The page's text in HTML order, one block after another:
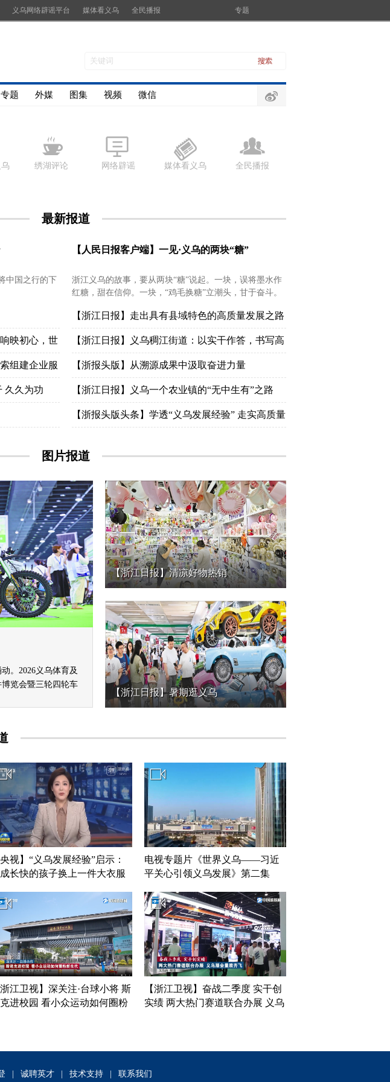
义乌网络辟谣平台 媒体看义乌 全民播报 专题
专题 外媒 图集 视频 微信
绣湖评论 网络辟谣 媒体看义乌 全民播报
最新报道
中国之行的下
【人民日报客户端】一见·义乌的两块“糖”
浙江义乌的故事，要从两块“糖”说起。一块，误将墨水作
红糖，甜在信仰。一块，“鸡毛换糖”立潮头，甘于奋斗。
【浙江日报】走出具有县域特色的高质量发展之路
映初心，世
奔涌
【浙江日报】义乌稠江街道：以实干作答，书写高
质量发展新篇 产业联动 城市进阶 治理求精
组建企业服 【浙报头版】从溯源成果中汲取奋进力量
久久为功
省持续引发
【浙江日报】义乌一个农业镇的“无中生有”之路
——一台发动机带出整车全链条
【浙报头版头条】学透“义乌发展经验” 走实高质量
持续引发强烈反响
图片报道
。2026义乌体育及
览会暨三轮四轮车
【浙江日报】清凉好物热销
【浙江日报】暑期逛义乌
央视】“义乌发展经验”启示：
长快的孩子换上一件大衣服
电视专题片《世界义乌——习近
平关心引领义乌发展》第二集
浙江卫视】深关注·台球小将 斯
进校园 看小众运动如何圈粉
【浙江卫视】奋战二季度 实干创
实绩 两大热门赛道联合办展 义乌
诚聘英才 技术支持 联系我们